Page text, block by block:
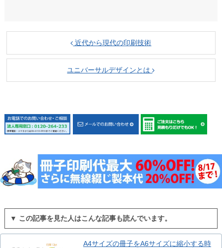
近代から現代の印刷技術
ユニバーサルデザインとは
▼ この記事を見た人はこんな記事も読んでいます。
A4サイズの冊子をA6サイズに縮小する時